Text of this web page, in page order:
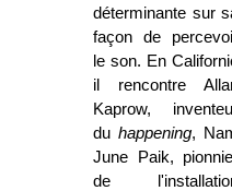
déterminante sur
façon de
le son. En
il rencontre
Kaprow,
duhappening,
June Paik,
de